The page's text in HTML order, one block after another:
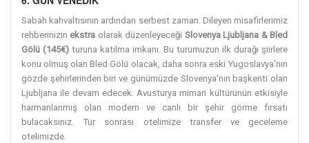
Sabah kahvaltısının ardından serbest zaman. Dileyen misafirlerimiz
rehberinizin ekstra olarak düzenleyeceği Slovenya Ljubljana & Bled
Gölü (145€) turuna katılma imkanı. Bu turumuzun ilk durağı şiirlere
konu olmuş olan Bled Gölü olacak, daha sonra eski Yugoslavya'nın
gözde şehirlerinden biri ve günümüzde Slovenya'nın başkenti olan
Ljubljana ile devam edecek. Avusturya mimari kültürünün etkisiyle
harmanlanmış olan modern ve canlı bir şehir görme fırsatı
bulacaksınız. Tur sonrası otelimize transfer ve geceleme
otelimizde.